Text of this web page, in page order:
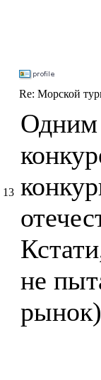
Re: Морской
13
Одним
не